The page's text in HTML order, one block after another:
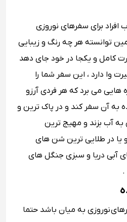
افراد برای سفرهای نوروزی
توانسته هر چه رنگ و زیبایی
کامل و یکجا در خود جای دهد
وا دارد ، این سفر شما را
هایی می برد که هر فردی آرزو
به آن سفر کند و در پاک ترین و
به آب بزند و مهیج ترین
و یا در طلایی ترین شن های
آبی دریا و سبزی جنگل های
.
نوروزی به میان باشد حتما